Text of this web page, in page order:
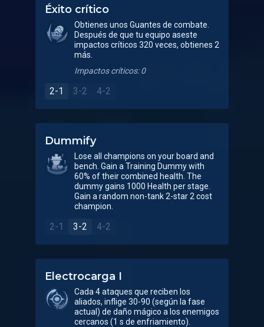
Éxito crítico
Obtienes unos Guantes de combate.
Después de que tu equipo aseste
impactos críticos 320 veces, obtienes 2
más.
Impactos críticos: 0
2-1 3-2 4-2
Dummify
Lose all champions on your board and
bench. Gain a Training Dummy with
60% of their combined health. The
dummy gains 1000 Health per stage.
Gain a random non-tank 2-star 2 cost
champion.
2-1 3-2 4-2
Electrocarga I
Cada 4 ataques que reciben los
aliados, inflige 30-90 (según la fase
actual) de daño mágico a los enemigos
cercanos (1 s de enfriamiento).